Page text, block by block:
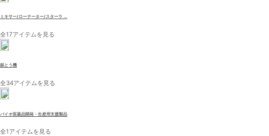
ミキサー/ローテーター/スターラ ...
全17アイテムを見る
振とう機
全34アイテムを見る
バイオ医薬品開発・生産用支援製品
全1アイテムを見る